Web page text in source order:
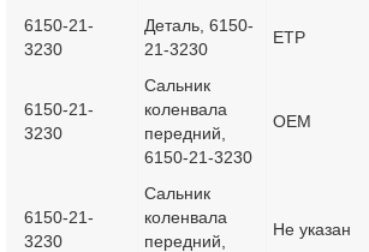
6150-21-
3230
Деталь, 6150-
21-3230
ETP
6150-21-
3230
Сальник
коленвала
передний,
6150-21-3230
OEM
6150-21-
3230
Сальник
коленвала
передний,
Не указан